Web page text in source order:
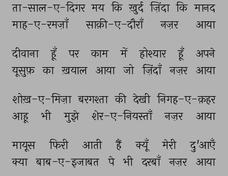
ता-साल-ए-दिगर मय कि ख़ुर्द ज़िंदा कि मानद
माह-ए-रमज़ाँ
साक़ी-ए-दौराँ नज़र आया
दीवाना हूँ पर काम में होश्यार हूँ
अपने
यूसुफ़ का ख़याल आया जो ज़िंदाँ नज़र आया
शोख़-ए-मिज़ा बरगश्ता की देखी निगह-ए-क़हर
आहू
भी मुझे शेर-ए-नियस्ताँ नज़र आया
मायूस फिरी आती हैं क्यूँ मेरी
दु'आएँ
क्या बाब-ए-इजाबत पे भी दरबाँ नज़र आया